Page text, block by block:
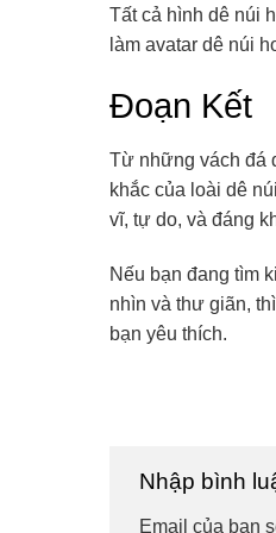
Tất cả hình dê núi
làm avatar dê núi
Đoạn Kết
Từ những vách đá
khắc của loài dê
vĩ, tự do, và đáng
Nếu bạn đang tìm
nhìn và thư giãn,
bạn yêu thích.
Nhập bình
Email của bạn